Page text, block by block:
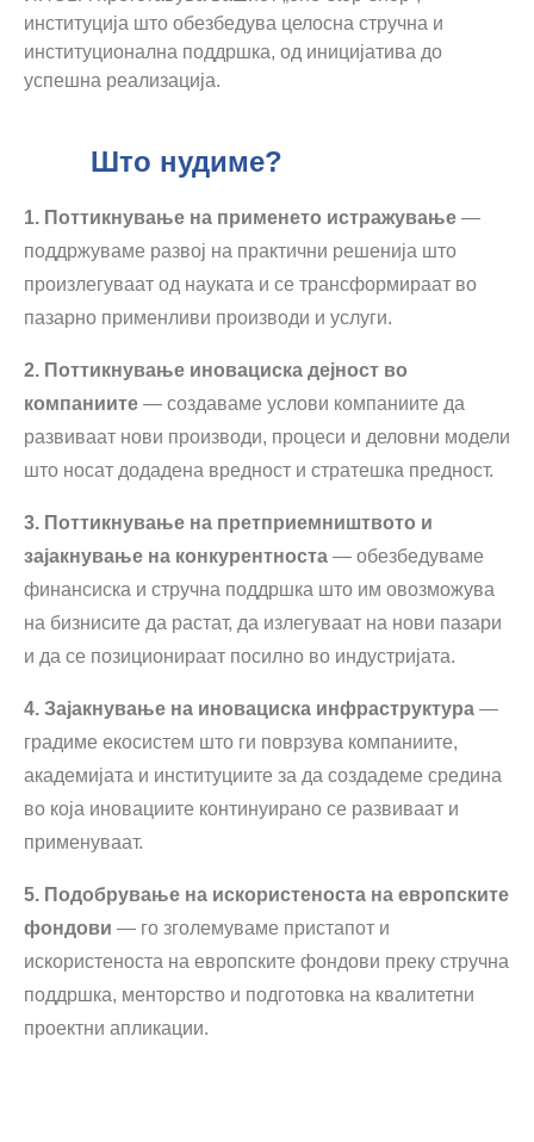
институција што обезбедува целосна стручна и
институционална поддршка, од иницијатива до
успешна реализација.
Што нудиме?
1. Поттикнување на применето истражување —
поддржуваме развој на практични решенија што
произлегуваат од науката и се трансформираат во
пазарно применливи производи и услуги.
2. Поттикнување иновациска дејност во
компаниите — создаваме услови компаниите да
развиваат нови производи, процеси и деловни модели
што носат додадена вредност и стратешка предност.
3. Поттикнување на претприемништвото и
зајакнување на конкурентноста — обезбедуваме
финансиска и стручна поддршка што им овозможува
на бизнисите да растат, да излегуваат на нови пазари
и да се позиционираат посилно во индустријата.
4. Зајакнување на иновациска инфраструктура —
градиме екосистем што ги поврзува компаниите,
академијата и институциите за да создадеме средина
во која иновациите континуирано се развиваат и
применуваат.
5. Подобрување на искористеноста на европските
фондови — го зголемуваме пристапот и
искористеноста на европските фондови преку стручна
поддршка, менторство и подготовка на квалитетни
проектни апликации.